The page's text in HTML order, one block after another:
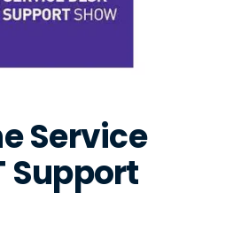
Service
Support